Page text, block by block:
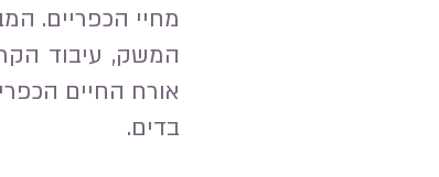
מחיי הכפריים.
המשק, עיבוד
אורח החיים
בדים.